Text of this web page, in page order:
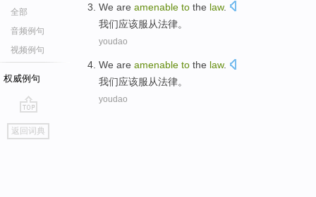
全部
音频例句
视频例句
权威例句
go
top
返回词典
We are amenable to the law.
我们应该服从法律。
youdao
We are amenable to the law.
我们应该服从法律。
youdao